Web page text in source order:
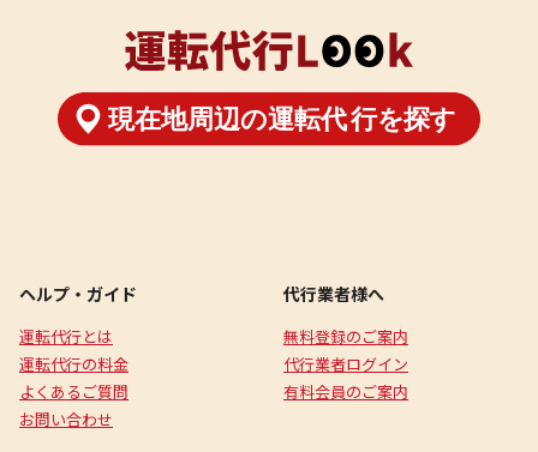
ヘルプ・ガイド
運転代行とは
運転代行の料金
よくあるご質問
お問い合わせ
代行業者様へ
無料登録のご案内
代行業者ログイン
有料会員のご案内